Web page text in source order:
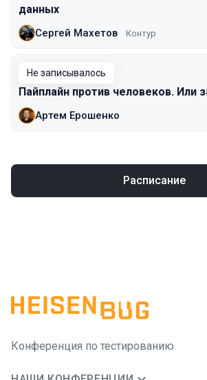
данных
Сергей Махетов Контур
Не записывалось
Пайплайн против человеков. Или
Артем Ерошенко
Расписание
Конференция по тестированию